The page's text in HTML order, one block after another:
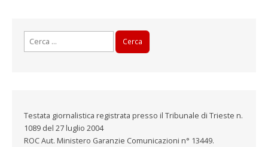
Testata giornalistica registrata presso il Tribunale di Trieste n.
1089 del 27 luglio 2004
ROC Aut. Ministero Garanzie Comunicazioni n° 13449.